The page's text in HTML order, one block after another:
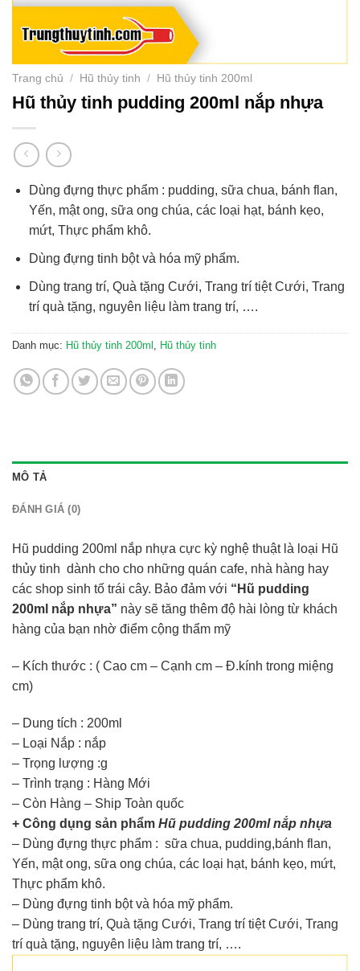
Trang chủ / Hũ thủy tinh / Hũ thủy tinh 200ml
Hũ thủy tinh pudding 200ml nắp nhựa
Dùng đựng thực phẩm : pudding, sữa chua, bánh flan,
Yến, mật ong, sữa ong chúa, các loại hạt, bánh kẹo,
mứt, Thực phẩm khô.
Dùng đựng tinh bột và hóa mỹ phẩm.
Dùng trang trí, Quà tặng Cưới, Trang trí tiệt Cưới, Trang
trí quà tặng, nguyên liệu làm trang trí, ….
Danh mục: Hũ thủy tinh 200ml , Hũ thủy tinh
MÔ TẢ
ĐÁNH GIÁ (0)
Hũ pudding 200ml nắp nhựa cực kỳ nghệ thuật là loại Hũ
thủy tinh dành cho cho những quán cafe, nhà hàng hay
các shop sinh tố trái cây. Bảo đảm với “Hũ pudding
200ml nắp nhựa” này sẽ tăng thêm độ hài lòng từ khách
hàng của bạn nhờ điểm cộng thẩm mỹ
– Kích thước : ( Cao cm – Cạnh cm – Đ.kính trong miệng
cm)
– Dung tích : 200ml
– Loại Nắp : nắp
– Trọng lượng :g
– Trình trạng : Hàng Mới
– Còn Hàng – Ship Toàn quốc
+ Công dụng sản phẩm Hũ pudding 200ml nắp nhựa
– Dùng đựng thực phẩm : sữa chua, pudding,bánh flan,
Yến, mật ong, sữa ong chúa, các loại hạt, bánh kẹo, mứt,
Thực phẩm khô.
– Dùng đựng tinh bột và hóa mỹ phẩm.
– Dùng trang trí, Quà tặng Cưới, Trang trí tiệt Cưới, Trang
trí quà tặng, nguyên liệu làm trang trí, ….